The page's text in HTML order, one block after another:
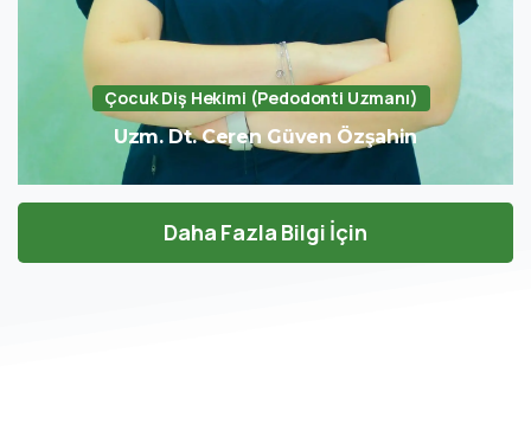
Çocuk Diş Hekimi (Pedodonti Uzmanı)
Uzm. Dt. Ceren Güven Özşahin
Daha Fazla Bilgi İçin